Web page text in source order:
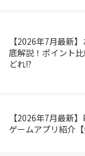
【2026年7月最新
底解説！ポイント
どれ!?
【2026年7月最新
ゲームアプリ紹介